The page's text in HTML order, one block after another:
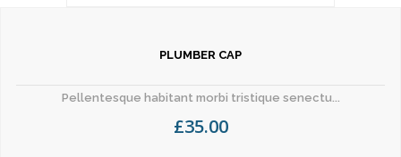
PLUMBER CAP
Pellentesque habitant morbi tristique senectu...
£35.00